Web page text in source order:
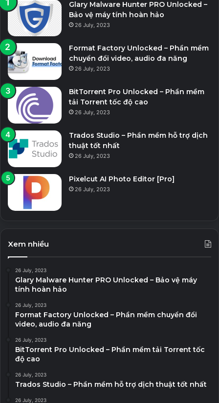
Glary Malware Hunter PRO Unlocked –
Bảo vệ máy tính hoàn hảo
26 July, 2023
Format Factory Unlocked – Phần mềm
chuyển đổi video, audio đa năng
26 July, 2023
BitTorrent Pro Unlocked – Phần mềm
tải Torrent tốc độ cao
26 July, 2023
Trados Studio – Phần mềm hỗ trợ dịch
thuật tốt nhất
26 July, 2023
Pixelcut AI Photo Editor [Pro]
26 July, 2023
Xem nhiều
26 July, 2023
Glary Malware Hunter PRO Unlocked – Bảo vệ máy
tính hoàn hảo
26 July, 2023
Format Factory Unlocked – Phần mềm chuyển đổi
video, audio đa năng
26 July, 2023
BitTorrent Pro Unlocked – Phần mềm tải Torrent tốc
độ cao
26 July, 2023
Trados Studio – Phần mềm hỗ trợ dịch thuật tốt nhất
26 July, 2023